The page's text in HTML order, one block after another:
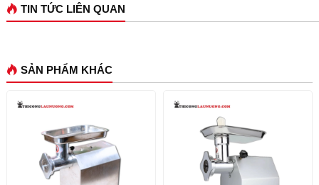
TIN TỨC LIÊN QUAN
SẢN PHẨM KHÁC